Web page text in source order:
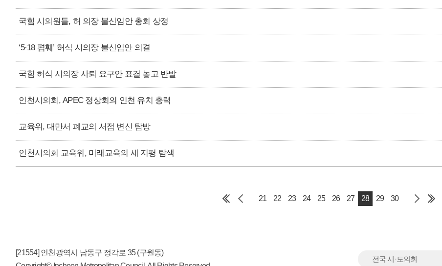
국힘 시의원들, 허 의장 불신임안 총회 상정
‘5·18 폄훼’ 허식 시의장 불신임안 의결
국힘 허식 시의장 사퇴 요구안 표결 놓고 반발
인천시의회, APEC 정상회의 인천 유치 총력
교육위, 대만서 폐교의 서점 변신 탐방
인천시의회 교육위, 미래교육의 새 지평 탐색
21 22 23 24 25 26 27 28 29 30
[21554] 인천광역시 남동구 정각로 35 (구월동)
전국 시·도의회